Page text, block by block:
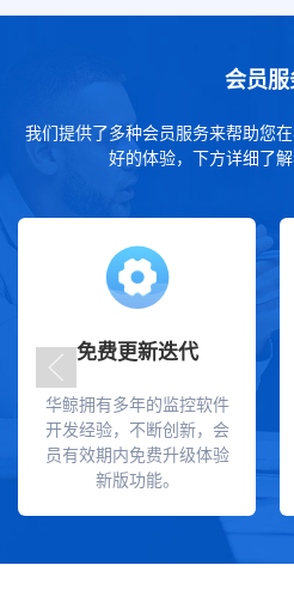
会员服
我们提供了多种会员服务来帮助您
好的体验，下方详细了解
免费更新迭代
华鲸拥有多年的监控软件
开发经验，不断创新，会
员有效期内免费升级体验
新版功能。